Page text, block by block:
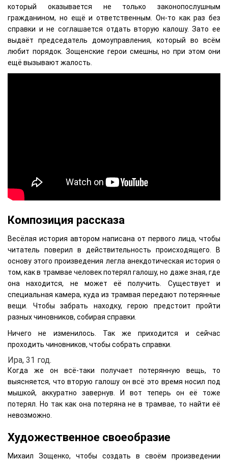
который оказывается не только законопослушным
гражданином, но ещё и ответственным. Он-то как раз без
справки и не соглашается отдать вторую калошу. Зато ее
выдаёт председатель домоуправления, который во всём
любит порядок. Зощенские герои смешны, но при этом они
ещё вызывают жалость.
Композиция рассказа
Весёлая история автором написана от первого лица, чтобы
читатель поверил в действительность происходящего. В
основу этого произведения легла анекдотическая история о
том, как в трамвае человек потерял галошу, но даже зная, где
она находится, не может её получить. Существует и
специальная камера, куда из трамвая передают потерянные
вещи. Чтобы забрать находку, герою предстоит пройти
разных чиновников, собирая справки.
Ничего не изменилось. Так же приходится и сейчас
проходить чиновников, чтобы собрать справки.
Ира, 31 год.
Когда же он всё-таки получает потерянную вещь, то
выясняется, что вторую галошу он всё это время носил под
мышкой, аккуратно завернув. И вот теперь он её тоже
потерял. Но так как она потеряна не в трамвае, то найти её
невозможно.
Художественное своеобразие
Михаил Зощенко, чтобы создать в своём произведении